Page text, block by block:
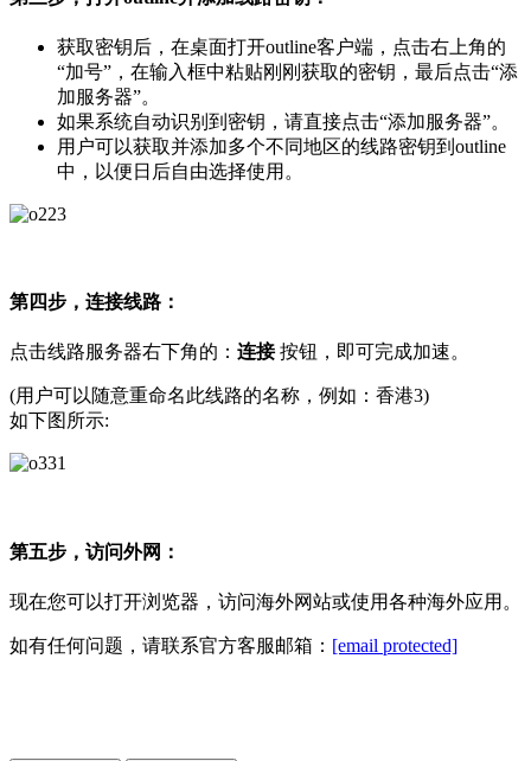
获取密钥后，在桌面打开outline客户端，点击右上角的
“加号”，在输入框中粘贴刚刚获取的密钥，最后点击“添
加服务器”。
如果系统自动识别到密钥，请直接点击“添加服务器”。
用户可以获取并添加多个不同地区的线路密钥到outline
中，以便日后自由选择使用。
第四步，连接线路：
点击线路服务器右下角的： 连接按钮，即可完成加速。
(用户可以随意重命名此线路的名称，例如：香港3)
如下图所示:
第五步，访问外网：
现在您可以打开浏览器，访问海外网站或使用各种海外应用。
如有任何问题，请联系官方客服邮箱： [email protected]